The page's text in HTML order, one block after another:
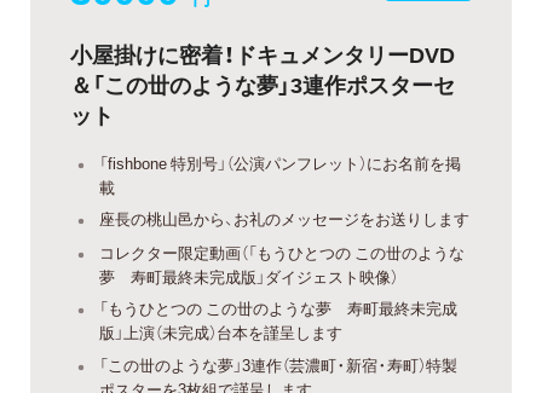
小屋掛けに密着！ドキュメンタリーDVD
＆「この丗のような夢」3連作ポスターセ
ット
「fishbone 特別号」（公演パンフレット）にお名前を掲
載
座長の桃山邑から、お礼のメッセージをお送りします
コレクター限定動画（「もうひとつの この丗のような
夢 寿町最終未完成版」ダイジェスト映像）
「もうひとつの この丗のような夢 寿町最終未完成
版」上演（未完成）台本を謹呈します
「この丗のような夢」3連作（芸濃町・新宿・寿町）特製